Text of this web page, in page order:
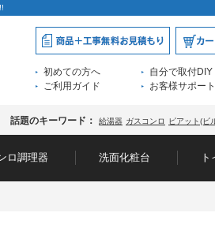
初めての方へ
自分で取付DIY
ご利用ガイド
お客様サポート
話題のキーワード： 給湯器 ガスコンロ ピアット(ビ
ロ調理器 洗面化粧台 ト